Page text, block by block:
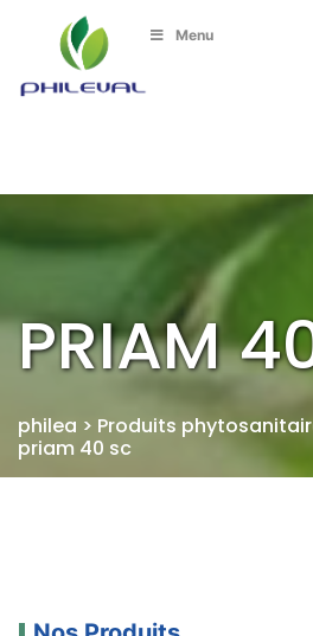
Menu
PRIAM
philea > Produits
priam 40 sc